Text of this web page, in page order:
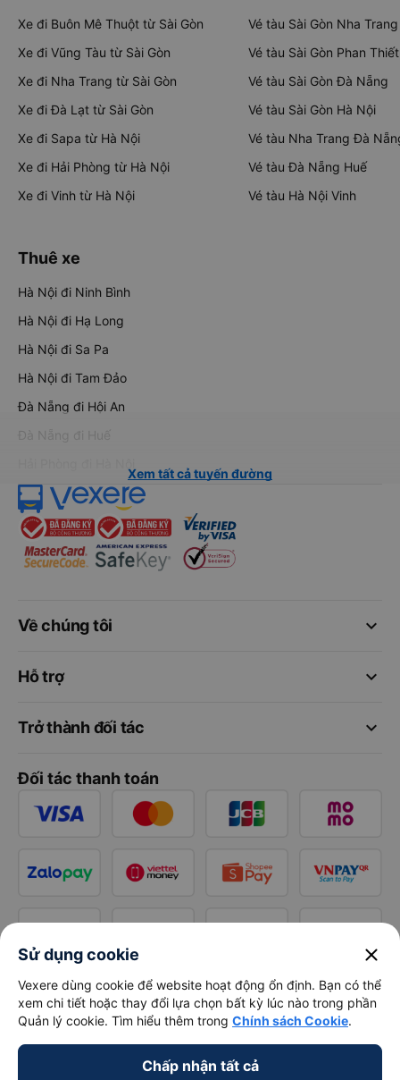
Xe đi Buôn Mê Thuột từ Sài Gòn
Xe đi Vũng Tàu từ Sài Gòn
Xe đi Nha Trang từ Sài Gòn
Xe đi Đà Lạt từ Sài Gòn
Xe đi Sapa từ Hà Nội
Xe đi Hải Phòng từ Hà Nội
Xe đi Vinh từ Hà Nội
Vé tàu Sài Gòn Nha Trang
Vé tàu Sài Gòn Phan Thiết
Vé tàu Sài Gòn Đà Nẵng
Vé tàu Sài Gòn Hà Nội
Vé tàu Nha Trang Đà
Vé tàu Đà Nẵng Huế
Vé tàu Hà Nội Vinh
Thuê xe
Hà Nội đi Ninh Bình
Hà Nội đi Hạ Long
Hà Nội đi Sa Pa
Hà Nội đi Tam Đảo
Đà Nẵng đi Hội An
Đà Nẵng đi Huế
Xem tất cả tuyến đường
keyboard_arrow_down
Về chúng tôi
keyboard_arrow_down
Hỗ trợ
keyboard_arrow_down
Trở thành đối tác
Đối tác thanh toán
Sử dụng cookie close
Vexere dùng cookie để website hoạt động ổn định. Bạn có thể
xem chi tiết hoặc thay đổi lựa chọn bất kỳ lúc nào trong phần
Quản lý cookie. Tìm hiểu thêm trong Chính sách Cookie.
Chấp nhận tất cả